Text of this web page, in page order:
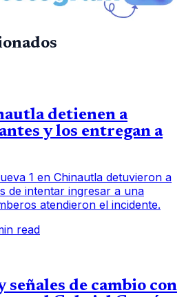
detienen a
y los entregan a
1 en Chinautla detuvieron a
de intentar ingresar a una
atendieron el incidente.
read
señales de cambio con